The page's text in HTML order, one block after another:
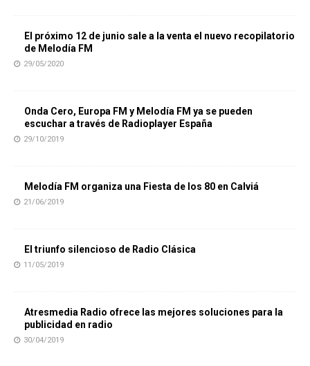
El próximo 12 de junio sale a la venta el nuevo recopilatorio
de Melodía FM
29/05/2020
Onda Cero, Europa FM y Melodía FM ya se pueden
escuchar a través de Radioplayer España
29/10/2019
Melodía FM organiza una Fiesta de los 80 en Calviá
21/06/2019
El triunfo silencioso de Radio Clásica
11/05/2019
Atresmedia Radio ofrece las mejores soluciones para la
publicidad en radio
30/04/2019